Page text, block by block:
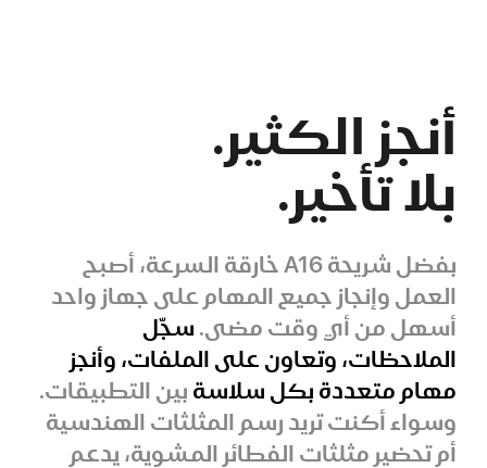
أنجز الكثير.
بلا تأخير.
بفضل شريحة A16 خارقة السرعة، أصبح
العمل وإنجاز جميع المهام على جهاز واحد
أسهل من أي وقت مضى. سجّل
الملاحظات، وتعاون على الملفات، وأنجز
مهام متعددة بكل سلاسة بين التطبيقات.
وسواء أكنت تريد رسم المثلثات الهندسية
أم تحضير مثلثات الفطائر المشوية، يدعم